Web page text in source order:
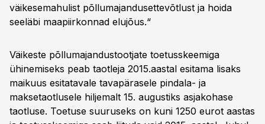
väikesemahulist põllumajandusettevõtlust ja hoida
seeläbi maapiirkonnad elujõus.“
Väikeste põllumajandustootjate toetusskeemiga
ühinemiseks peab taotleja 2015.aastal esitama lisaks
maikuus esitatavale tavapärasele pindala- ja
maksetaotlusele hiljemalt 15. augustiks asjakohase
taotluse. Toetuse suuruseks on kuni 1250 eurot aastas